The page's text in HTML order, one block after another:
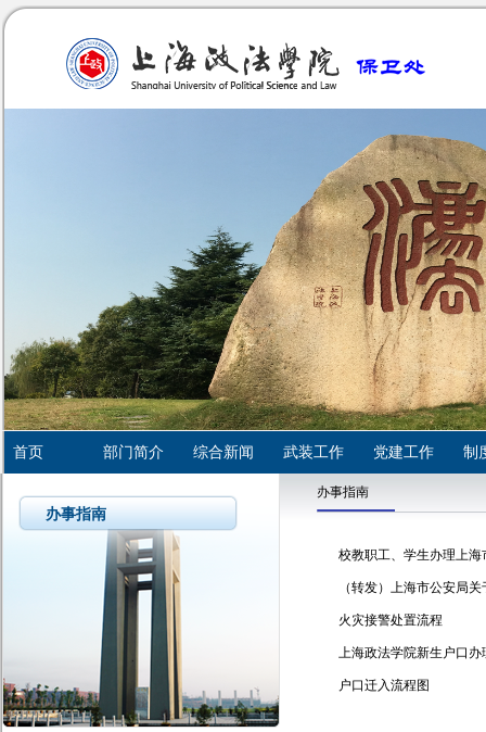
首页 部门简介 综合新闻 武装工作 党建工作 制
办事指南
办事指南
校教职工、学生办理上
（转发）上海市公安局
火灾接警处置流程
上海政法学院新生户口办
户口迁入流程图